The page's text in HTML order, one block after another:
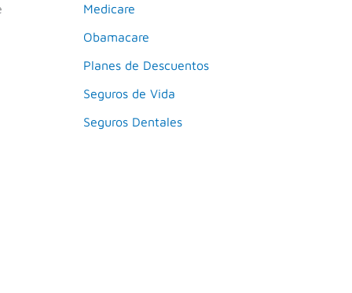
Medicare
Obamacare
Planes de Descuentos
Seguros de Vida
Seguros Dentales